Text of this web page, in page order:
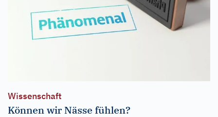
Wissenschaft
Können wir Nässe fühlen?